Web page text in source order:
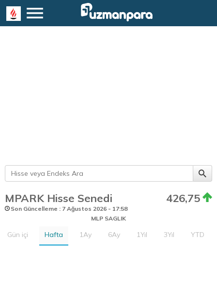
MPARK Hisse Senedi 426,75
Son Güncelleme : 7 Ağustos 2026 - 17:58
MLP SAGLIK
Gün içi Hafta 1Ay 6Ay 1Yıl 3Yıl YTD